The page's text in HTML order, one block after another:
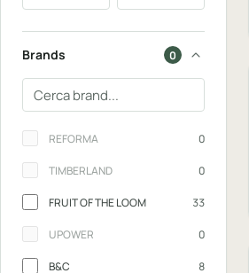
Brands 0
Cerca un brand
BrandsREFORMA 0
TIMBERLAND 0
FRUIT OF THE LOOM 33
UPOWER 0
B&C 8